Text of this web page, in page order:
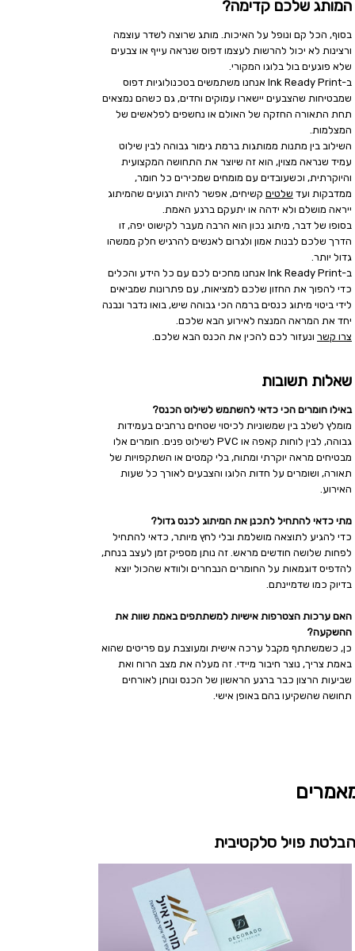
המותג שלכם קדימה?
בסוף, הכל קם ונופל על האיכות. מותג שרוצה לשדר עוצמה
ורצינות לא יכול להרשות לעצמו דפוס שנראה עייף או צבעים
שלא פוגעים בול בלוגו המקורי.
ב-Ink Ready Print אנחנו משתמשים בטכנולוגיות דפוס
שמבטיחות שהצבעים יישארו עמוקים וחדים, גם כשהם נמצאים
תחת התאורה החזקה של האולם או נחשפים לפלאשים של
המצלמות.
השילוב בין מתנות ממותגות ברמת גימור גבוהה לבין שילוט
עמיד שנראה מצוין, הוא זה שיוצר את התחושה המקצועית
והיוקרתית, וכשעובדים עם מומחים שמכירים כל חומר,
ממדבקות ועד שלטים קשיחים, אפשר להיות רגועים שהמיתוג
ייראה מושלם ולא ידהה או יתעקם ברגע האמת.
בסופו של דבר, מיתוג נכון הוא הרבה מעבר לקישוט יפה, זו
הדרך שלכם לבנות אמון ולגרום לאנשים להרגיש חלק ממשהו
גדול יותר.
ב-Ink Ready Print אנחנו מחכים לכם עם כל הידע והכלים
כדי להפוך את החזון שלכם למציאות, עם פתרונות שמביאים
לידי ביטוי מיתוג כנסים ברמה הכי גבוהה שיש, בואו נדבר ונבנה
יחד את המראה המנצח לאירוע הבא שלכם.
צרו קשר ונעזור לכם להכין את הכנס הבא שלכם.
שאלות תשובות
באילו חומרים הכי כדאי להשתמש לשילוט הכנס?
מומלץ לשלב בין שמשוניות לכיסוי שטחים נרחבים בעמידות
גבוהה, לבין לוחות קאפה או PVC לשילוט פנים. חומרים אלו
מבטיחים מראה יוקרתי ומתוח, בלי קמטים או השתקפויות של
תאורה, ושומרים על חדות הלוגו והצבעים לאורך כל שעות
האירוע.
מתי כדאי להתחיל לתכנן את המיתוג לכנס גדול?
כדי להגיע לתוצאה מושלמת ובלי לחץ מיותר, כדאי להתחיל
לפחות שלושה חודשים מראש. זה נותן מספיק זמן לעצב בנחת,
להדפיס דוגמאות על החומרים הנבחרים ולוודא שהכול יוצא
בדיוק כמו שדמיינתם.
האם ערכות הצטרפות אישיות למשתתפים באמת שוות את
ההשקעה?
כן, כשמשתתף מקבל ערכה אישית ומעוצבת עם פריטים שהוא
באמת צריך, נוצר חיבור מיידי. זה מעלה את מצב הרוח ואת
שביעות הרצון כבר ברגע הראשון של הכנס ונותן לאורחים
תחושה שהשקיעו בהם באופן אישי.
הבלטת פויל סלקטיבית